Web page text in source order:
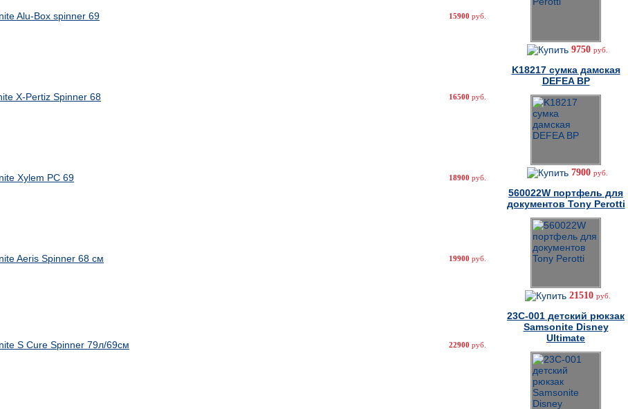
Alu-Box spinner 69 15900 руб.
X-Pertiz Spinner 68 16500 руб.
Xylem PC 69 18900 руб.
Aeris Spinner 68 см 19900 руб.
S Cure Spinner 79л/69см 22900 руб.
9750 руб.
K18217 cумка дамская
DEFEA BP
7900 руб.
560022W портфель для
документов Tony Perotti
21510 руб.
23C-001 детский рюкзак
Samsonite Disney
Ultimate